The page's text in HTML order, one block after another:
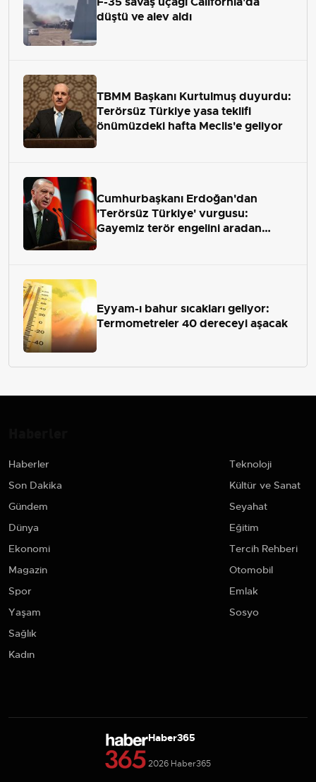
düştü ve alev aldı
TBMM Başkanı Kurtulmuş duyurdu:
Terörsüz Türkiye yasa teklifi
önümüzdeki hafta Meclis'e geliyor
Cumhurbaşkanı Erdoğan'dan
'Terörsüz Türkiye' vurgusu:
Gayemiz terör engelini aradan
Eyyam-ı bahur sıcakları geliyor:
Termometreler 40 dereceyi aşacak
Haberler
Son Dakika
Gündem
Dünya
Ekonomi
Magazin
Spor
Yaşam
Sağlık
Kadın
Teknoloji
Kültür ve Sanat
Seyahat
Eğitim
Tercih Rehberi
Otomobil
Emlak
Sosyo
Haber365
2026 Haber365